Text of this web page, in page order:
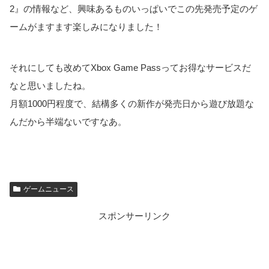
2』の情報など、興味あるものいっぱいでこの先発売予定のゲ
ームがますます楽しみになりました！
それにしても改めてXbox Game Passってお得なサービスだ
なと思いましたね。
月額1000円程度で、結構多くの新作が発売日から遊び放題な
んだから半端ないですなあ。
ゲームニュース
スポンサーリンク